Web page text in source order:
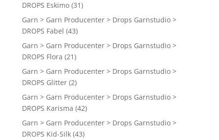
DROPS Eskimo (31)
Garn > Garn Producenter > Drops Garnstudio >
DROPS Fabel (43)
Garn > Garn Producenter > Drops Garnstudio >
DROPS Flora (21)
Garn > Garn Producenter > Drops Garnstudio >
DROPS Glitter (2)
Garn > Garn Producenter > Drops Garnstudio >
DROPS Karisma (42)
Garn > Garn Producenter > Drops Garnstudio >
DROPS Kid-Silk (43)